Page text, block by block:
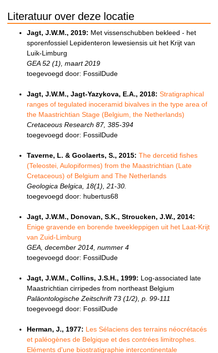
Literatuur over deze locatie
Jagt, J.W.M., 2019: Met vissenschubben bekleed - het
sporenfossiel Lepidenteron lewesiensis uit het Krijt van
Luik-Limburg
GEA 52 (1), maart 2019
toegevoegd door: FossilDude
Jagt, J.W.M., Jagt-Yazykova, E.A., 2018: Stratigraphical
ranges of tegulated inoceramid bivalves in the type area of
the Maastrichtian Stage (Belgium, the Netherlands)
Cretaceous Research 87, 385-394
toegevoegd door: FossilDude
Taverne, L. & Goolaerts, S., 2015: The dercetid fishes
(Teleostei, Aulopiformes) from the Maastrichtian (Late
Cretaceous) of Belgium and The Netherlands
Geologica Belgica, 18(1), 21-30.
toegevoegd door: hubertus68
Jagt, J.W.M., Donovan, S.K., Stroucken, J.W., 2014:
Enige gravende en borende tweekleppigen uit het Laat-Krijt
van Zuid-Limburg
GEA, december 2014, nummer 4
toegevoegd door: FossilDude
Jagt, J.W.M., Collins, J.S.H., 1999: Log-associated late
Maastrichtian cirripedes from northeast Belgium
Paläontologische Zeitschrift 73 (1/2), p. 99-111
toegevoegd door: FossilDude
Herman, J., 1977: Les Sélaciens des terrains néocrétacés
et paléogènes de Belgique et des contrées limitrophes.
Eléments d'une biostratigraphie intercontinentale